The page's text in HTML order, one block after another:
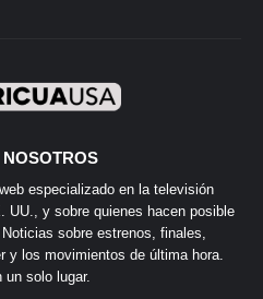
especializado en la televisión
UU., y sobre quienes hacen posible
sobre estrenos, finales,
y los movimientos de última hora.
un solo lugar.